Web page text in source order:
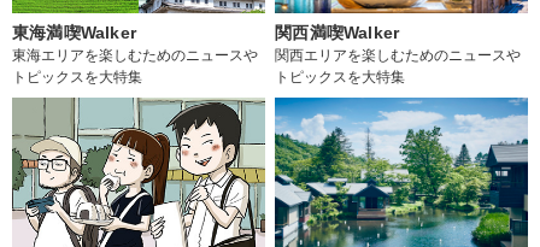
東海満喫Walker
東海エリアを楽しむためのニュースや
トピックスを大特集
関西満喫Walker
関西エリアを楽しむためのニュースや
トピックスを大特集